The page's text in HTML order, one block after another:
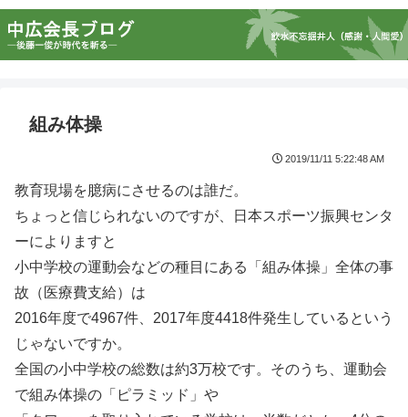
組み体操
2019/11/11 5:22:48 AM
教育現場を臆病にさせるのは誰だ。
ちょっと信じられないのですが、日本スポーツ振興センタ
ーによりますと
小中学校の運動会などの種目にある「組み体操」全体の事
故（医療費支給）は
2016年度で4967件、2017年度4418件発生しているという
じゃないですか。
全国の小中学校の総数は約3万校です。そのうち、運動会
で組み体操の「ピラミッド」や